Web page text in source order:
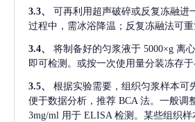
3.3、 可再利用超声破碎或反复冻融进
过程中，需冰浴降温；反复冻融法可重
3.4、 将制备好的匀浆液于 5000×g 离
即可检测。或按一次使用量分装冻存于-
3.5、 根据实验需要，组织匀浆样本可
便于数据分析，推荐 BCA 法。一般调
3mg/ml 用于 ELISA 检测。某些组织样